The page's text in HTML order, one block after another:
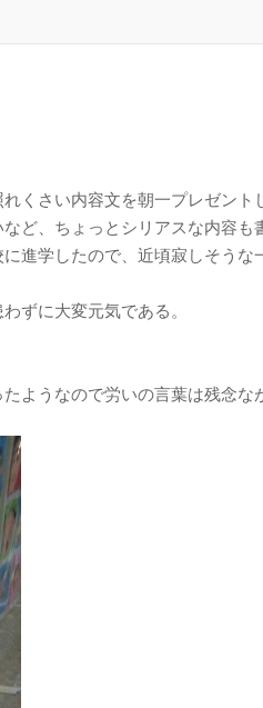
くさい内容文を朝一プレゼント
ど、ちょっとシリアスな内容も
進学したので、近頃寂しそうな
ずに大変元気である。
ようなので労いの言葉は残念な